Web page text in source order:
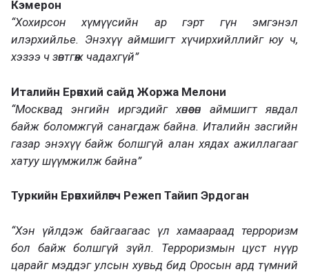
Кэмерон
“Хохирсон хүмүүсийн ар гэрт гүн эмгэнэл
илэрхийлье. Энэхүү аймшигт хүчирхийллийг юу ч,
хэзээ ч зөвтгөж чадахгүй”
Италийн Ерөнхий сайд Жоржа Мелони
“Москвад энгийн иргэдийг хөнөөсөн аймшигт явдал
байж боломжгүй санагдаж байна. Италийн засгийн
газар энэхүү байж болшгүй алан хядах ажиллагааг
хатуу шүүмжилж байна”
Туркийн Ерөнхийлөгч Режеп Тайип Эрдоган
“Хэн үйлдэж байгаагаас үл хамаараад терроризм
бол байж болшгүй зүйл. Терроризмын цуст нүүр
царайг мэддэг улсын хувьд бид Оросын ард түмний